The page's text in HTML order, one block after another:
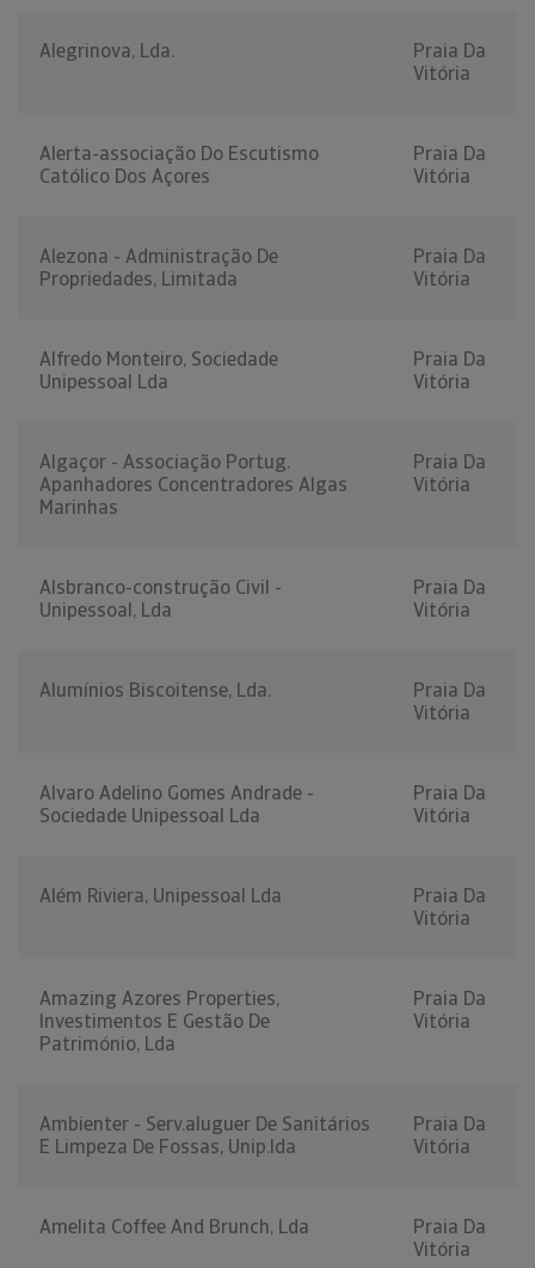
Alegrinova, Lda.
Praia Da
Vitória
Alerta-associação Do Escutismo
Católico Dos Açores
Praia Da
Vitória
Alezona - Administração De
Propriedades, Limitada
Praia Da
Vitória
Alfredo Monteiro, Sociedade
Unipessoal Lda
Praia Da
Vitória
Algaçor - Associação Portug.
Apanhadores Concentradores Algas
Marinhas
Praia Da
Vitória
Alsbranco-construção Civil -
Unipessoal, Lda
Praia Da
Vitória
Alumínios Biscoitense, Lda.
Praia Da
Vitória
Alvaro Adelino Gomes Andrade -
Sociedade Unipessoal Lda
Praia Da
Vitória
Além Riviera, Unipessoal Lda
Praia Da
Vitória
Amazing Azores Properties,
Investimentos E Gestão De
Património, Lda
Praia Da
Vitória
Ambienter - Serv.aluguer De Sanitários
E Limpeza De Fossas, Unip.lda
Praia Da
Vitória
Amelita Coffee And Brunch, Lda
Praia Da
Vitória